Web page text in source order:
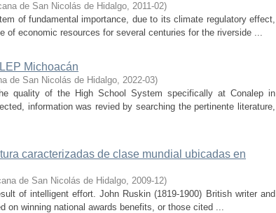
de San Nicolás de Hidalgo, 2011-02)
of fundamental importance, due to its climate regulatory effect,
of economic resources for several centuries for the riverside ...
Michoacán
de San Nicolás de Hidalgo, 2022-03)
quality of the High School System specifically at Conalep in
information was revied by searching the pertinente literature,
caracterizadas de clase mundial ubicadas en
de San Nicolás de Hidalgo, 2009-12)
of intelligent effort. John Ruskin (1819-1900) British writer and
on winning national awards benefits, or those cited ...